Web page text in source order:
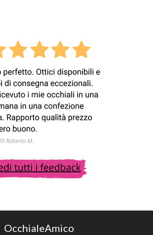
OcchialeAmico